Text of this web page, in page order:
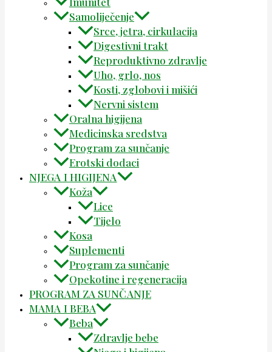
Samoliječenje
Srce, jetra, cirkulacija
Digestivni trakt
Reproduktivno zdravlje
Uho, grlo, nos
Kosti, zglobovi i mišići
Nervni sistem
Oralna higijena
Medicinska sredstva
Program za sunčanje
Erotski dodaci
NJEGA I HIGIJENA
Koža
Lice
Tijelo
Kosa
Suplementi
Program za sunčanje
Opekotine i regeneracija
PROGRAM ZA SUNČANJE
MAMA I BEBA
Beba
Zdravlje bebe